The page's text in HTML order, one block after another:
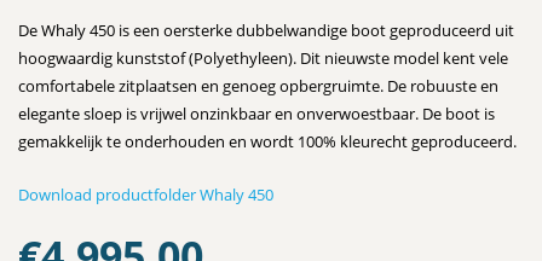
De Whaly 450 is een oersterke dubbelwandige boot geproduceerd uit
hoogwaardig kunststof (Polyethyleen). Dit nieuwste model kent vele
comfortabele zitplaatsen en genoeg opbergruimte. De robuuste en
elegante sloep is vrijwel onzinkbaar en onverwoestbaar. De boot is
gemakkelijk te onderhouden en wordt 100% kleurecht geproduceerd.
Download productfolder Whaly 450